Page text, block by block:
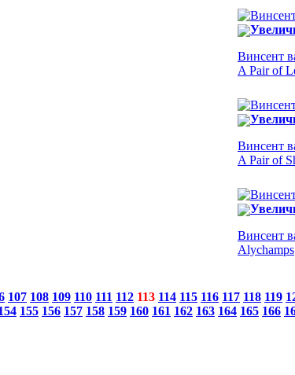
Винсент
A Pair of
Винсент
A Pair of
Винсент
Alychamps
107 108 109 110 111 112 113 114 115 116 117 118 119
155 156 157 158 159 160 161 162 163 164 165 166